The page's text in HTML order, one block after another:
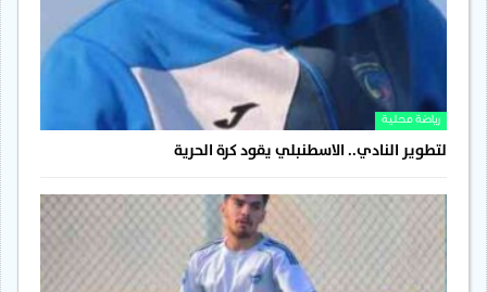
رياضة محلية
لتطوير النادي.. الاسطنبلي يقود كرة الحرية